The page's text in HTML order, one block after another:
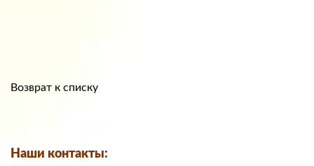
Возврат к списку
Наши контакты: